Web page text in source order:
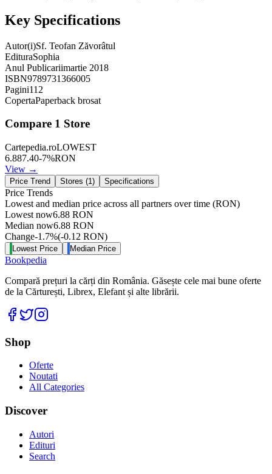
Key Specifications
Autor(i)Sf. Teofan Zăvorâtul
EdituraSophia
Anul Publicariimartie 2018
ISBN9789731366005
Pagini112
CopertaPaperback brosat
Compare 1 Store
Cartepedia.roLOWEST
6.887.40-7%RON
View →
Price Trend Stores (1 ) Specifications
Price Trends
Lowest and median price across all partners over time (RON)
Lowest now6.88 RON
Median now6.88 RON
Change-1.7%(-0.12 RON)
Lowest Price Median Price
Bookpedia
Compară prețuri la cărți din România. Găsește cele mai bune oferte
de la Cărturești, Librex, Elefant și alte librării.
Facebook
Twitter
Shop
Oferte
Noutati
All Categories
Discover
Autori
Edituri
Search